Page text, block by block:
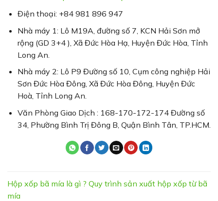
Điện thoại: +84 981 896 947
Nhà máy 1: Lô M19A, đường số 7, KCN Hải Sơn mở
rộng (GD 3+4 ), Xã Đức Hòa Hạ, Huyện Đức Hòa, Tỉnh
Long An.
Nhà máy 2: Lô P9 Đường số 10, Cụm công nghiệp Hải
Sơn Đức Hòa Đông, Xã Đức Hòa Đông, Huyện Đức
Hoà, Tỉnh Long An.
Văn Phòng Giao Dịch : 168-170-172-174 Đường số
34, Phường Bình Trị Đông B, Quận Bình Tân, TP.HCM.
Hộp xốp bã mía là gì ? Quy trình sản xuất hộp xốp từ bã
mía